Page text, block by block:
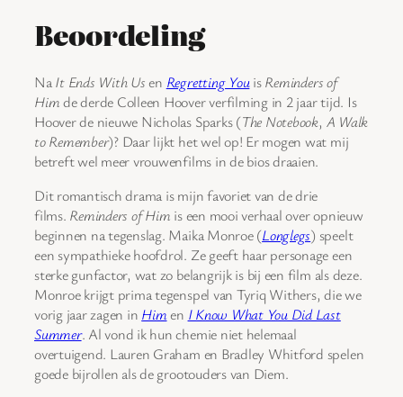
Beoordeling
NaIt Ends With Usen Regretting YouisReminders of
Himde derde Colleen Hoover verfilming in 2 jaar tijd. Is
Hoover de nieuwe Nicholas Sparks (The Notebook, A Walk
to Remember)? Daar lijkt het wel op! Er mogen wat mij
betreft wel meer vrouwenfilms in de bios draaien.
Dit romantisch drama is mijn favoriet van de drie
films. Reminders of Him is een mooi verhaal over opnieuw
beginnen na tegenslag. Maika Monroe (Longlegs) speelt
een sympathieke hoofdrol. Ze geeft haar personage een
sterke gunfactor, wat zo belangrijk is bij een film als deze.
Monroe krijgt prima tegenspel van Tyriq Withers, die we
vorig jaar zagen in Himen I Know What You Did Last
Summer. Al vond ik hun chemie niet helemaal
overtuigend. Lauren Graham en Bradley Whitford spelen
goede bijrollen als de grootouders van Diem.